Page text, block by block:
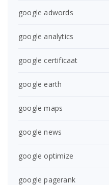
google adwords
google analytics
google certificaat
google earth
google maps
google news
google optimize
google pagerank